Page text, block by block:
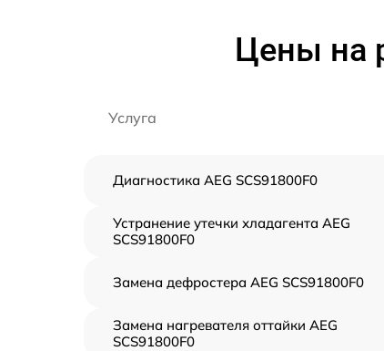
Цены на
Услуга
Диагностика AEG SCS91800F0
Устранение утечки хладагента AEG
SCS91800F0
Замена дефростера AEG SCS91800F0
Замена нагревателя оттайки AEG
SCS91800F0